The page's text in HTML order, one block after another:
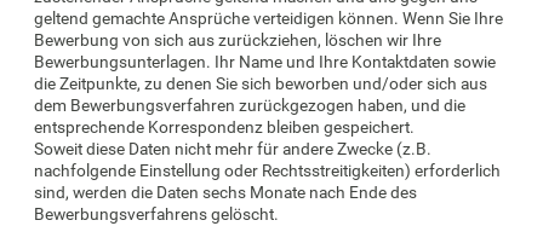
geltend gemachte Ansprüche verteidigen können. Wenn Sie Ihre
Bewerbung von sich aus zurückziehen, löschen wir Ihre
Bewerbungsunterlagen. Ihr Name und Ihre Kontaktdaten sowie
die Zeitpunkte, zu denen Sie sich beworben und/oder sich aus
dem Bewerbungsverfahren zurückgezogen haben, und die
entsprechende Korrespondenz bleiben gespeichert.
Soweit diese Daten nicht mehr für andere Zwecke (z.B.
nachfolgende Einstellung oder Rechtsstreitigkeiten) erforderlich
sind, werden die Daten sechs Monate nach Ende des
Bewerbungsverfahrens gelöscht.